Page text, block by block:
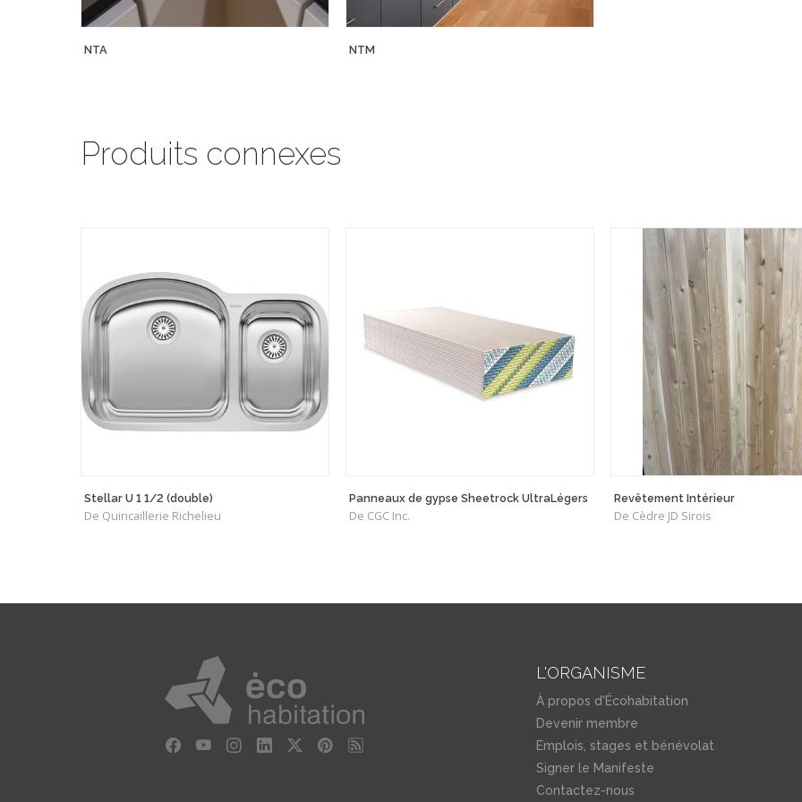
NTA NTM
Produits connexes
Stellar U 1 1/2 (double)
De Quincaillerie Richelieu
Panneaux de gypse Sheetrock UltraLégers
De CGC Inc.
Revêtement Intérieur
De Cèdre JD Sirois
L'ORGANISME
À propos d'Écohabitation
Devenir membre
Emplois, stages et bénévolat
Signer le Manifeste
Contactez-nous